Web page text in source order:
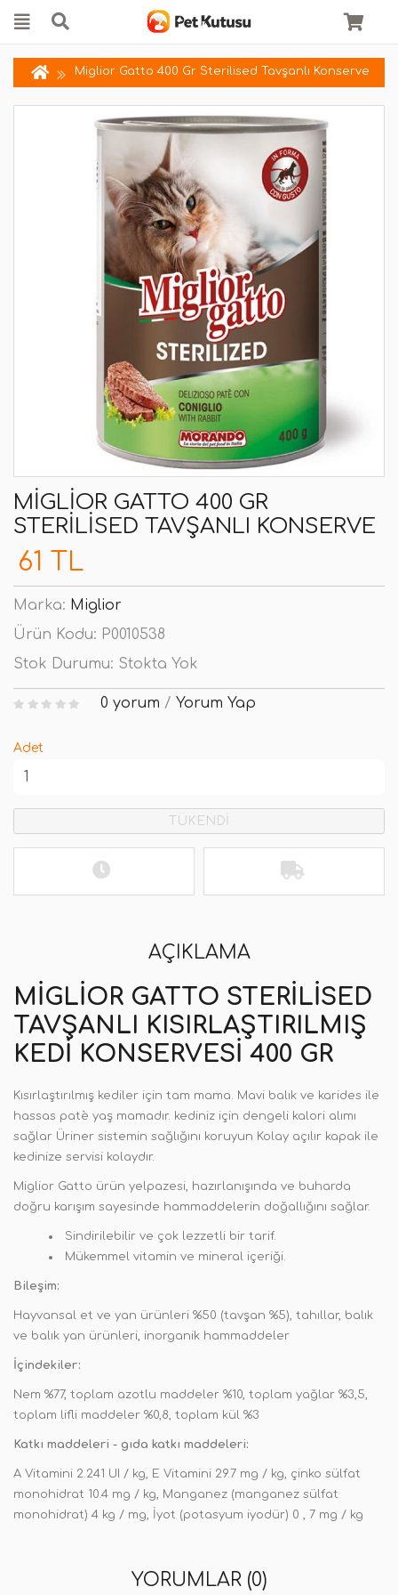
Miglior Gatto 400 Gr Sterilised Tavşanlı Konserve
MIGLIOR GATTO 400 GR
STERILISED TAVŞANLI KONSERVE
61 TL
Marka: Miglior
Ürün Kodu: P0010538
Stok Durumu: Stokta Yok
0 yorum / Yorum Yap
Adet
TÜKENDİ
AÇIKLAMA
MIGLIOR GATTO STERILISED
TAVŞANLI KISIRLAŞTIRILMIŞ
KEDI KONSERVESI 400 GR
Kısırlaştırılmış kediler için tam mama. Mavi balık ve karides ile
hassas patè yaş mamadır. kediniz için dengeli kalori alımı
sağlar Üriner sistemin sağlığını koruyun Kolay açılır kapak ile
kedinize servisi kolaydır.
Miglior Gatto ürün yelpazesi, hazırlanışında ve buharda
doğru karışım sayesinde hammaddelerin doğallığını sağlar.
Sindirilebilir ve çok lezzetli bir tarif.
Mükemmel vitamin ve mineral içeriği.
Bileşim:
Hayvansal et ve yan ürünleri %50 (tavşan %5), tahıllar, balık
ve balık yan ürünleri, inorganik hammaddeler
İçindekiler:
Nem %77, toplam azotlu maddeler %10, toplam yağlar %3,5,
toplam lifli maddeler %0,8, toplam kül %3
Katkı maddeleri - gıda katkı maddeleri:
A Vitamini 2.241 UI / kg, E Vitamini 29.7 mg / kg, çinko sülfat
monohidrat 10.4 mg / kg, Manganez (manganez sülfat
monohidrat) 4 kg / mg, İyot (potasyum iyodür) 0 , 7 mg / kg
YORUMLAR (0)